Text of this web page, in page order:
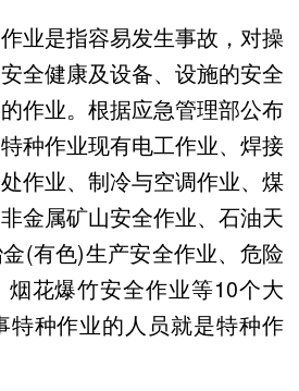
是指容易发生事故，对操
全健康及设备、设施的安全
作业。根据应急管理部公布
种作业现有电工作业、焊接
作业、制冷与空调作业、煤
金属矿山安全作业、石油天
(有色)生产安全作业、危险
花爆竹安全作业等10个大
特种作业的人员就是特种作